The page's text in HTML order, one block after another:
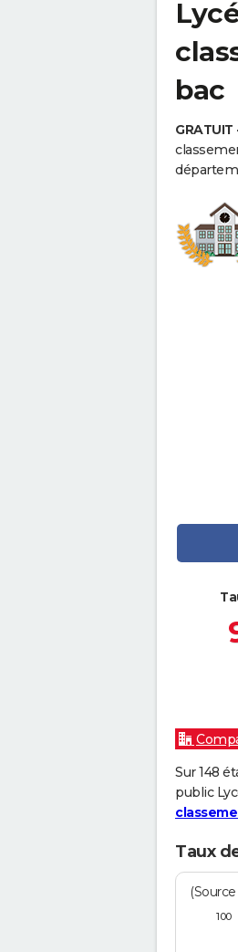
bac
Sur 148
public
Taux
100